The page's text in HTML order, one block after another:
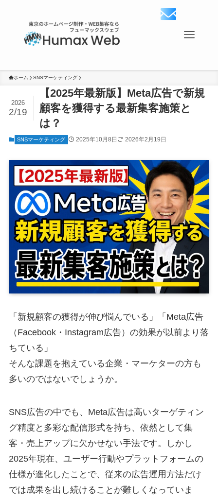
ホーム SNSマーケティング
【2025年最新版】Meta広告で新規
顧客を獲得する最新集客施策と
は？
2026
2/19
SNSマーケティング 2025年10月8日 2026年2月19日
「新規顧客の獲得が伸び悩んでいる」「Meta広告
（Facebook・Instagram広告）の効果が以前より落
ちている」
そんな課題を抱えている企業・マーケターの方も
多いのではないでしょうか。
SNS広告の中でも、Meta広告は高いターゲティン
グ精度と多彩な配信形式を持ち、依然として集
客・売上アップに欠かせない手法です。しかし
2025年現在、ユーザー行動やプラットフォームの
仕様が進化したことで、従来の広告運用方法だけ
では成果を出し続けることが難しくなっていま